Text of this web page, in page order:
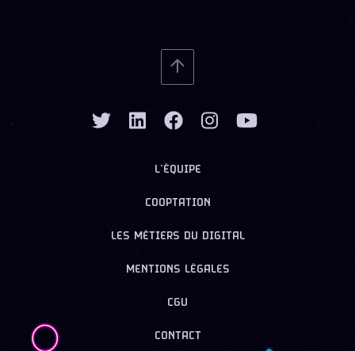
L’ÉQUIPE
COOPTATION
LES MÉTIERS DU DIGITAL
MENTIONS LÉGALES
CGU
CONTACT